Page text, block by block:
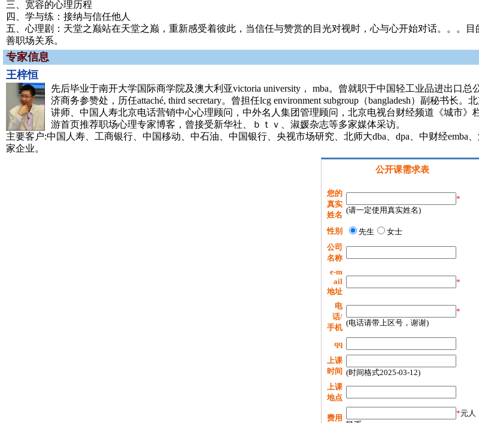
三、宽容的心理历程
四、学与练：接纳与信任他人
五、心理剧：天堂之巅站在天堂之巅，重新感受着彼此，当信任与赞赏的目光对视时，心与心开始对话。。。
善职场关系。
专家信息
王梓恒
先后毕业于南开大学国际商学院及澳大利亚victoria university， mba。曾就职于中国轻工业品进出口
济商务参赞处，历任attaché, third secretary。曾担任lcg environment subgroup（bangladesh）副秘书
讲师、中国人寿北京电话营销中心心理顾问，中外名人集团管理顾问，北京电视台财经频道《城市
游首页推荐职场心理专家博客，曾接受新华社、ｂｔｖ、淑媛杂志等多家媒体采访。
主要客户:中国人寿、工商银行、中国移动、中石油、中国银行、央视市场研究、北师大dba、dpa、中财经
家企业。
公开课需求表
您的
真实
姓名
*
(请一定使用真实姓名)
性别 先生
女士
公司
名称
e-m
ail
地址
*
电
话/
手机
*
(电话请带上区号，谢谢)
qq
上课
时间 (时间格式2025-03-12)
上课
地点
费用
*元人